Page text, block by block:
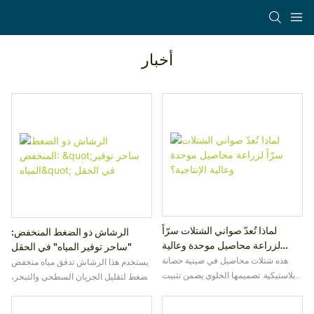
أخبار
الرشاش ذو الضغط المنخفض:
"ساحر توفير المياه" في الحقل
يستخدم هذا الرشاش تدفق مياه منخفض
الضغط لتقليل الجريان السطحي والتبخر،
لماذا تُعدّ صواني الشتلات سرّاً
لزراعة محاصيل موحدة وعالية
الإنتاجية؟
هذه شتلات محاصيل في صينية حضانة
بلاستيكية. تصميمها الخلوي يضمن تثبيت